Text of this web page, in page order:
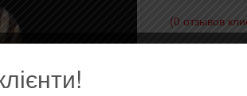
(0 отзывов